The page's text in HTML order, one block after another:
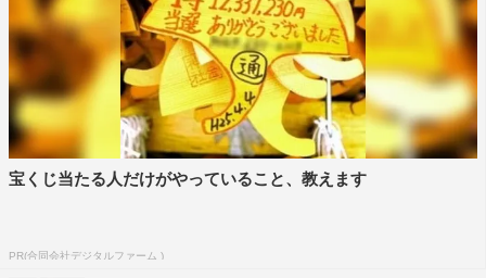
きに、例えば、クイズを答えようといる場面でも阿部（亮
平）ちゃんなら、「これ余裕だろうな」とか思ったりと
か。ランウェイを見ていても、ラウールだったら余裕だろ
うとか、確かに各メンバーの個性でそう思うことはあるか
もしれないです。
◆ビジュアル面については何か参考にしていることはあり
自分の中で「ハルってこういう表情するよな」というのも
宝くじ当たる人だけがやっていること、教えます
PR(合同会社デジタルファーム )